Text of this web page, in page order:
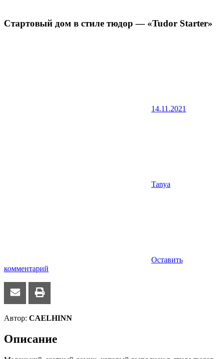
Стартовый дом в стиле тюдор — «Tudor Starter»
14.11.2021
Tanya
Оставить
комментарий
Автор: CAELHINN
Описание